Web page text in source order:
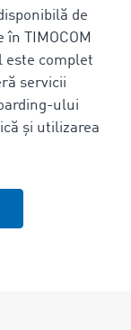
de
TIMOCOM
este complet
servicii
ului
și utilizarea